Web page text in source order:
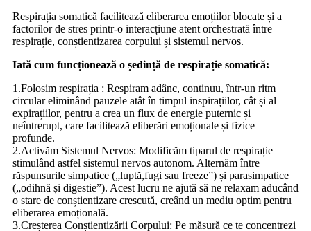
Respirația somatică facilitează eliberarea emoțiilor blocate și a
factorilor de stres printr-o interacțiune atent orchestrată între
respirație, conștientizarea corpului și sistemul nervos.
Iată cum funcționează o ședință de respirație somatică:
1.Folosim respirația : Respiram adânc, continuu, într-un ritm
circular eliminând pauzele atât în timpul inspirațiilor, cât și al
expirațiilor, pentru a crea un flux de energie puternic și
neîntrerupt, care facilitează eliberări emoționale și fizice
profunde.
2.Activăm Sistemul Nervos: Modificăm tiparul de respirație
stimulând astfel sistemul nervos autonom. Alternăm între
răspunsurile simpatice („luptă,fugi sau freeze”) și parasimpatice
(„odihnă și digestie”). Acest lucru ne ajută să ne relaxam aducând
o stare de conștientizare crescută, creând un mediu optim pentru
eliberarea emoțională.
3.Creșterea Conștientizării Corpului: Pe măsură ce te concentrezi